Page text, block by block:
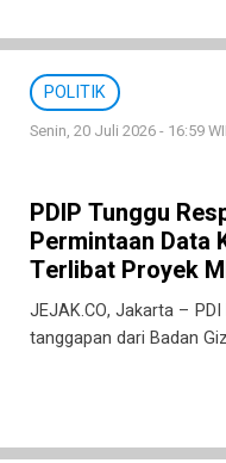
POLITIK
Senin, 20 Juli 2026 - 16:59
PDIP Tunggu
Permintaan Data
Terlibat Proyek
JEJAK.CO, Jakarta –
tanggapan dari Badan